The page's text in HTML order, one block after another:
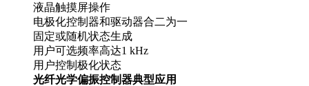
液晶触摸屏操作
电极化控制器和驱动器合二为一
固定或随机状态生成
用户可选频率高达1 kHz
用户控制极化状态
光纤光学偏振控制器典型应用